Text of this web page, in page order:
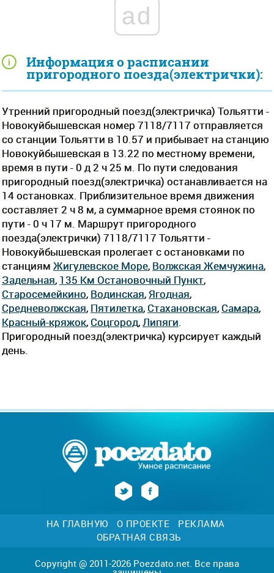
Информация о расписании
пригородного поезда(электрички):
Утренний пригородный поезд(электричка) Тольятти -
Новокуйбышевская номер 7118/7117 отправляется
со станции Тольятти в 10.57 и прибывает на станцию
Новокуйбышевская в 13.22 по местному времени,
время в пути - 0 д 2 ч 25 м. По пути следования
пригородный поезд(электричка) останавливается на
14 остановках. Приблизительное время движения
составляет 2 ч 8 м, а суммарное время стоянок по
пути - 0 ч 17 м. Маршрут пригородного
поезда(электрички) 7118/7117 Тольятти -
Новокуйбышевская пролегает c остановками по
станциям Жигулевское Море, Волжская Жемчужина,
Задельная, 135 Км Остановочный Пункт,
Старосемейкино, Водинская, Ягодная,
Средневолжская, Пятилетка, Стахановская, Самара,
Красный-кряжок, Соцгород, Липяги
Пригородный поезд(электричка) курсирует каждый
день.
ad
НА ГЛАВНУЮ О ПРОЕКТЕ
РЕКЛАМА
ОБРАТНАЯ СВЯЗЬ
Copyright @ 2011-2026 Poezdato.net. Все права